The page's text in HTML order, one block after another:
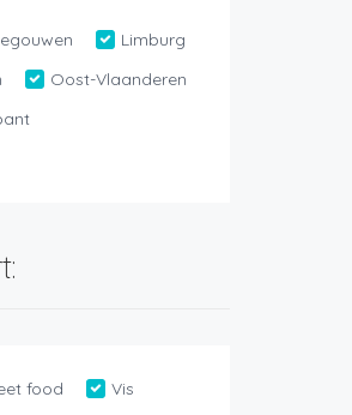
Limburg
Oost-Vlaanderen
food
Vis